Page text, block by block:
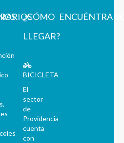
¿CÓMO
LLEGAR?
BICICLETA
El
sector
de
Providencia
cuenta
con